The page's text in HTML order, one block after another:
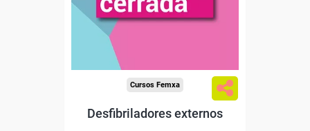
Cursos Femxa
Desfibriladores externos